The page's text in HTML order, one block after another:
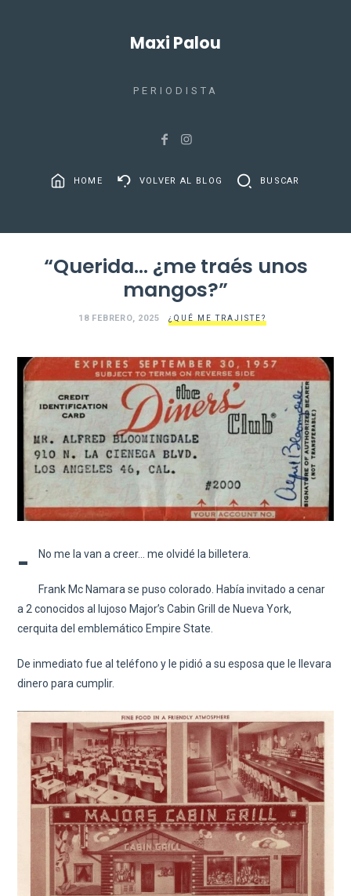
Maxi Palou
PERIODISTA
HOME VOLVER AL BLOG BUSCAR
“Querida… ¿me traés unos
mangos?”
18 FEBRERO, 2025 ¿QUÉ ME TRAJISTE?
- No me la van a creer… me olvidé la billetera.
Frank Mc Namara se puso colorado. Había invitado a cenar
a 2 conocidos al lujoso Major’s Cabin Grill de Nueva York,
cerquita del emblemático Empire State.
De inmediato fue al teléfono y le pidió a su esposa que le llevara
dinero para cumplir.